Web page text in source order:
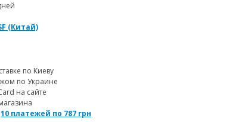
(Китай)
по Киеву
по Украине
на сайте
10 платежей по 787 грн